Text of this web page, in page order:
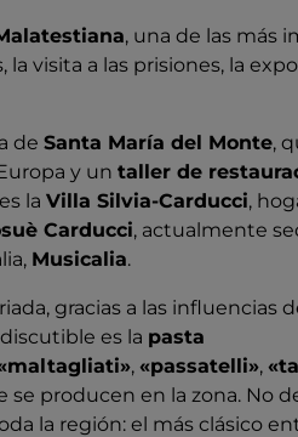
, una de las más
visita a las prisiones, la
de Santa María del Monte,
y un taller de
la Villa Silvia-Carducci,
Carducci, actualmente
Musicalia.
gracias a las influencias
es la pasta
, «passatelli»,
se producen en la zona. No
la región: el más clásico